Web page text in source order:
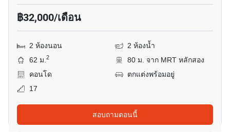
฿32,000/เดือน
2 ห้องนอน
2 ห้องน้ำ
62 ม.2
80 ม. จาก MRT หลักสอง
คอนโด
ตกแต่งพร้อมอยู่
17
สอบถามตอนนี้